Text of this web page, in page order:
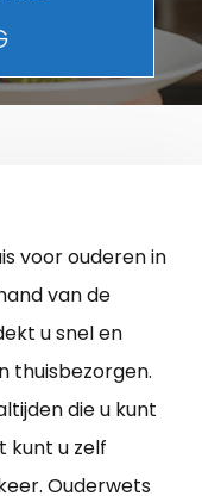
voor ouderen in
van de
u snel en
thuisbezorgen.
die u kunt
kunt u zelf
Ouderwets